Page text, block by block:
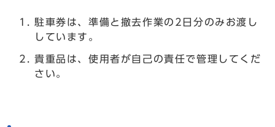
駐車券は、準備と撤去作業の2日分のみお渡し
しています。
貴重品は、使用者が自己の責任で管理してくだ
さい。